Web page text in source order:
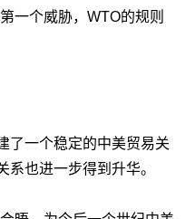
一个威胁，WTO的规则
了一个稳定的中美贸易关
系也进一步得到升华。